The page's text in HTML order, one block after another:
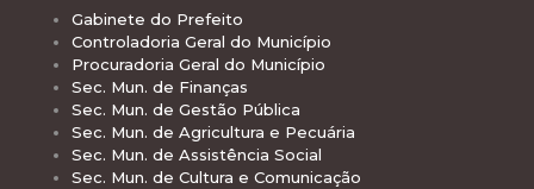
Gabinete do Prefeito
Controladoria Geral do Município
Procuradoria Geral do Município
Sec. Mun. de Finanças
Sec. Mun. de Gestão Pública
Sec. Mun. de Agricultura e Pecuária
Sec. Mun. de Assistência Social
Sec. Mun. de Cultura e Comunicação